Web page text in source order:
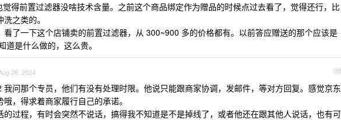
觉得前置过滤器没啥技术含量。之前这个商品绑定作为赠品的时候点过去看了，觉得还行，比
之类的。
看了一下这个店铺卖的前置过滤器，从 300~900 多的价格都有。以前答应赠送的那个应该是
道是什么做的，这么贵。
15
26, 2024
我问那个专员，他们有没有处理时限。他说只能跟商家协调，发邮件，等对方回复。感觉京东
，得求着商家履行自己的承诺。
的过程，有时会突然不说话，搞得我不知道是不是掉线了，或者他还在跟其他人说话，也有可